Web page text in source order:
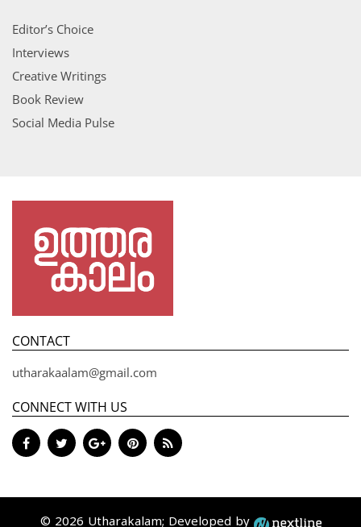
Editor’s Choice
Interviews
Creative Writings
Book Review
Social Media Pulse
CONTACT
utharakaalam@gmail.com
CONNECT WITH US
© 2026 Utharakalam; Developed by